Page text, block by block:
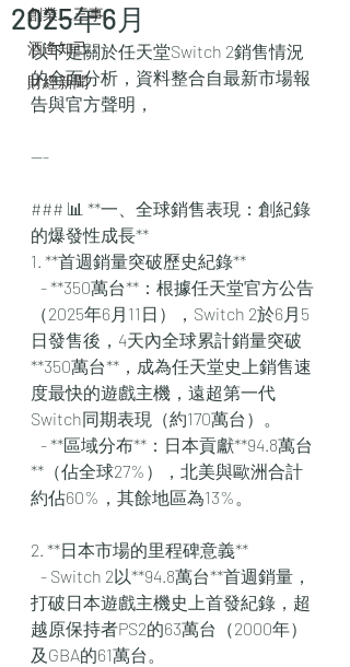
創業二三事
酒逄知己
財經新聞
2025年6月
以下是關於任天堂Switch 2銷售情況
的全面分析，資料整合自最新市場報
告與官方聲明，
---
### 📊 **一、全球銷售表現：創紀錄
的爆發性成長**
1. **首週銷量突破歷史紀錄**
（2025年6月11日），Switch 2於6月5
日發售後，4天內全球累計銷量突破
**350萬台**，成為任天堂史上銷售速
度最快的遊戲主機，遠超第一代
Switch同期表現（約170萬台）。
**（佔全球27%），北美與歐洲合計
約佔60%，其餘地區為13%。
2. **日本市場的里程碑意義**
打破日本遊戲主機史上首發紀錄，超
越原保持者PS2的63萬台（2000年）
及GBA的61萬台。